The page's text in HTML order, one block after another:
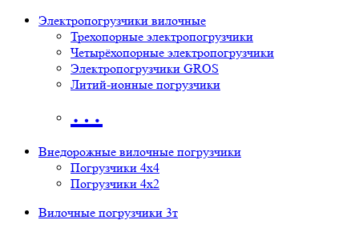
Электропогрузчики вилочные
Трехопорные электропогрузчики
Четырёхопорные электропогрузчики
Электропогрузчики GROS
Литий-ионные погрузчики
…
Внедорожные вилочные погрузчики
Погрузчики 4х4
Погрузчики 4х2
Вилочные погрузчики 3т